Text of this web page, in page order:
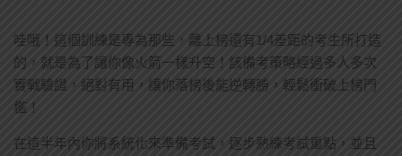
哇哦！這個訓練是專為那些，離上榜還有1/4差距的考生所打造
的，就是為了讓你像火箭一樣升空！該備考策略經過多人多次
實戰驗證，絕對有用，讓你落榜後能逆轉勝，輕鬆衝破上榜門
檻！
在這半年內你將系統化來準備考試，逐步熟練考試重點，並且